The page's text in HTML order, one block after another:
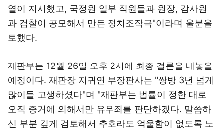
열이 지시했고, 국정원 일부 직원들과 원장, 감사원
과 검찰이 공모해서 만든 정치조작극"이라며 울분을
토했다.
재판부는 12월 26일 오후 2시에 최종 결론을 내놓을
예정이다. 재판장 지귀연 부장판사는 "쌍방 3년 넘게
많이들 고생하셨다"며 "재판부는 법률이 정한 대로
오직 증거에 의해서만 유무죄를 판단하겠다. 말씀하
신 부분 깊게 검토해서 추호라도 억울함이 없도록 노